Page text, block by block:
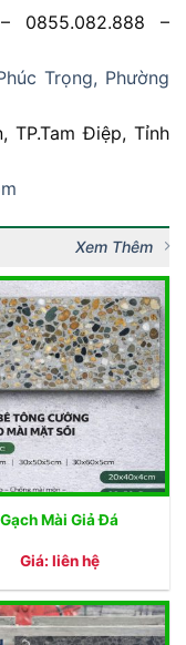
0855.082.888 –
Trọng, Phường
TP.Tam Điệp, Tỉnh
Xem Thêm
Gạch Mài Giả Đá
Giá: liên hệ